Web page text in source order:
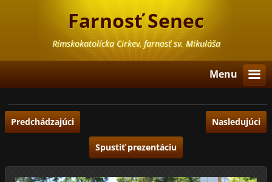
Farnosť Senec
Rímskokatolícka Cirkev, farnosť sv. Mikuláša
Menu
Predchádzajúci Nasledujúci
Spustiť prezentáciu